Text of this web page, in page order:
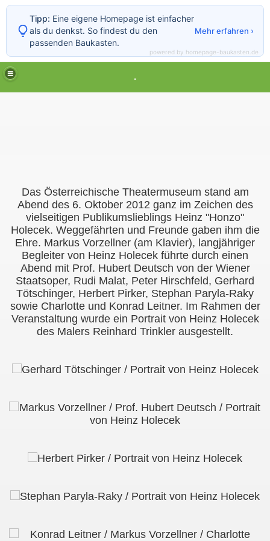
.
Das Österreichische Theatermuseum stand am
Abend des 6. Oktober 2012 ganz im Zeichen des
vielseitigen Publikumslieblings Heinz "Honzo"
Holecek. Weggefährten und Freunde gaben ihm die
Ehre. Markus Vorzellner (am Klavier), langjähriger
Begleiter von Heinz Holecek führte durch einen
Abend mit Prof. Hubert Deutsch von der Wiener
Staatsoper, Rudi Malat, Peter Hirschfeld, Gerhard
Tötschinger, Herbert Pirker, Stephan Paryla-Raky
sowie Charlotte und Konrad Leitner. Im Rahmen der
Veranstaltung wurde ein Portrait von Heinz Holecek
des Malers Reinhard Trinkler ausgestellt.
Tipp: Eine eigene Homepage ist einfacher
als du denkst. So findest du den
passenden Baukasten.
Mehr erfahren ›
powered by homepage-baukasten.de